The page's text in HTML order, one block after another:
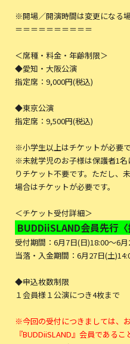
※開場／開演時間は変更になる場
＝＝＝＝＝＝＝＝＝＝
＜席種・料金・年齢制限＞
◆愛知・大阪公演
指定席：9,000円(税込)
◆東京公演
指定席：9,500円(税込)
※小学生以上はチケットが必要で
※未就学児のお子様は保護者1
りチケット不要です。ただし、
場合はチケットが必要です。
＜チケット受付詳細＞
BUDDiiSLAND会員先行
受付期間：6⽉7⽇(日)18:00〜6
当落・入金期間：6月27日(土
◆申込枚数制限
１会員様１公演につき4枚まで
※今回の受付につきましては、
『BUDDiiSLAND』会員であるこ